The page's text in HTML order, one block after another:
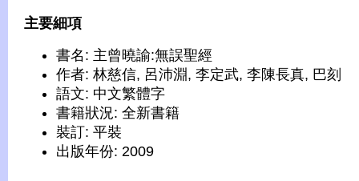
主要細項
書名: 主曾曉諭:無誤聖經
作者: 林慈信, 呂沛淵, 李定武, 李陳長真, 巴刻
語文: 中文繁體字
書籍狀況: 全新書籍
裝訂: 平裝
出版年份: 2009